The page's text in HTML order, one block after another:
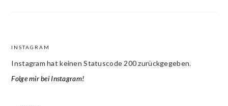
FOOTER
INSTAGRAM
Instagram hat keinen Statuscode 200 zurückgegeben.
Folge mir bei Instagram!